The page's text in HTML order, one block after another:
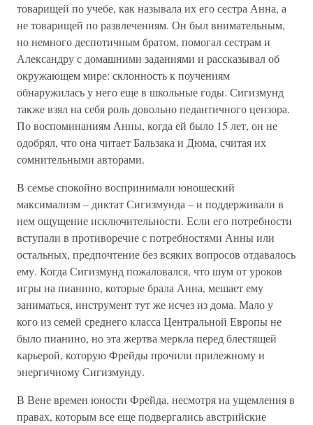
товарищей по учебе, как называла их его сестра Анна, а
не товарищей по развлечениям. Он был внимательным,
но немного деспотичным братом, помогал сестрам и
Александру с домашними заданиями и рассказывал об
окружающем мире: склонность к поучениям
обнаружилась у него еще в школьные годы. Сигизмунд
также взял на себя роль довольно педантичного цензора.
По воспоминаниям Анны, когда ей было 15 лет, он не
одобрял, что она читает Бальзака и Дюма, считая их
сомнительными авторами.
В семье спокойно воспринимали юношеский
максимализм – диктат Сигизмунда – и поддерживали в
нем ощущение исключительности. Если его потребности
вступали в противоречие с потребностями Анны или
остальных, предпочтение без всяких вопросов отдавалось
ему. Когда Сигизмунд пожаловался, что шум от уроков
игры на пианино, которые брала Анна, мешает ему
заниматься, инструмент тут же исчез из дома. Мало у
кого из семей среднего класса Центральной Европы не
было пианино, но эта жертва меркла перед блестящей
карьерой, которую Фрейды прочили прилежному и
энергичному Сигизмунду.
В Вене времен юности Фрейда, несмотря на ущемления в
правах, которым все еще подвергались австрийские